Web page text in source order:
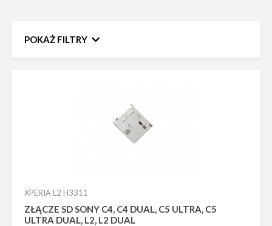
POKAŻ FILTRY
XPERIA L2 H3311
ZŁĄCZE SD SONY C4, C4 DUAL, C5 ULTRA, C5
ULTRA DUAL, L2, L2 DUAL